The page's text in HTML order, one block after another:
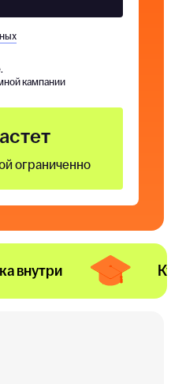
ограниченно
кампании
внутри